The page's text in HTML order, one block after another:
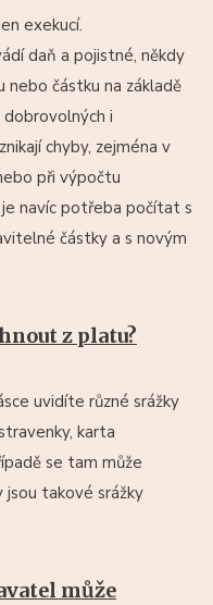
exekucí.
daň a pojistné, někdy
nebo částku na základě
i
chyby, zejména v
při výpočtu
navíc potřeba počítat s
částky a s novým
z platu?
uvidíte různé srážky
karta
se tam může
jsou takové srážky
může